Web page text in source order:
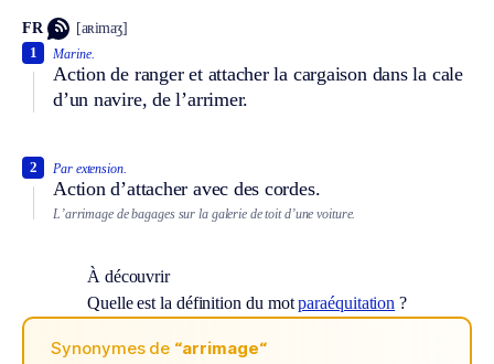
FR [aʀimaʒ]
Marine.
Action de ranger et attacher la cargaison dans la cale
d’un navire, de l’arrimer.
1
Par extension.
Action d’attacher avec des cordes.
2
L’arrimage de bagages sur la galerie de toit d’une voiture.
À découvrir
Quelle est la définition du motparaéquitation ?
Synonymes de “arrimage“